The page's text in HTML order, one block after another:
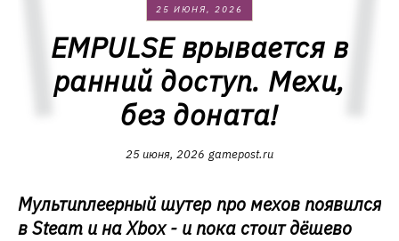
25 ИЮНЯ, 2026
EMPULSE врывается в
ранний доступ. Мехи,
без доната!
25 июня, 2026 gamepost.ru
Мультиплеерный шутер про мехов появился
в Steam и на Xbox - и пока стоит дёшево